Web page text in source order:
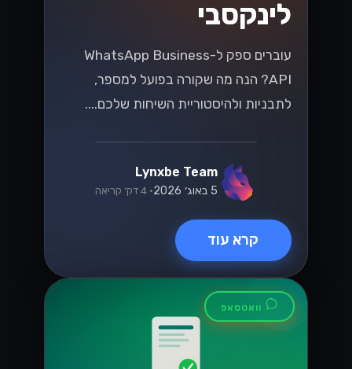
הבנת שינויים בחוקי
המיסוי בישראל
בשנת 2026
יכולים לשנות את כללי המשחק עבור
עסקים. גלו כיצד להתכונן ולהפיק את
המיטב מהחוקים החדשים!...